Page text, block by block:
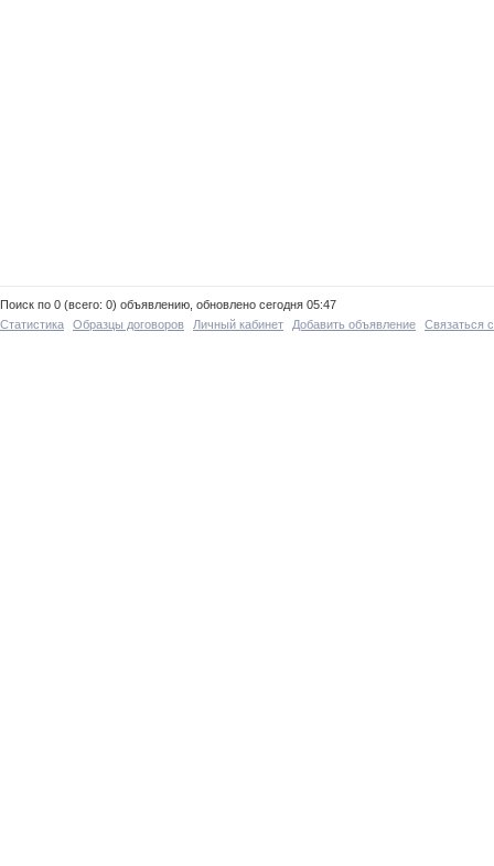
Поиск по 0 (всего: 0) объявлению, обновлено сегодня 05:47
Статистика
Образцы договоров Личный кабинет Добавить объявление Связаться